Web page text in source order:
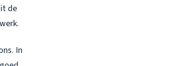
de
In